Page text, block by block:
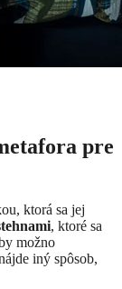
pre
ktorá sa jej
, ktoré sa
možno
iný spôsob,